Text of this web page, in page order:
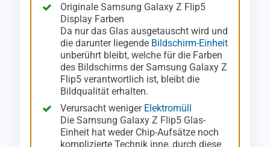
Originale Samsung Galaxy Z Flip5
Display Farben
Da nur das Glas ausgetauscht wird und
die darunter liegende Bildschirm-Einheit
unberührt bleibt, welche für die Farben
des Bildschirms der Samsung Galaxy Z
Flip5 verantwortlich ist, bleibt die
Bildqualität erhalten.
Verursacht weniger Elektromüll
Die Samsung Galaxy Z Flip5 Glas-
Einheit hat weder Chip-Aufsätze noch
komplizierte Technik inne, durch diese